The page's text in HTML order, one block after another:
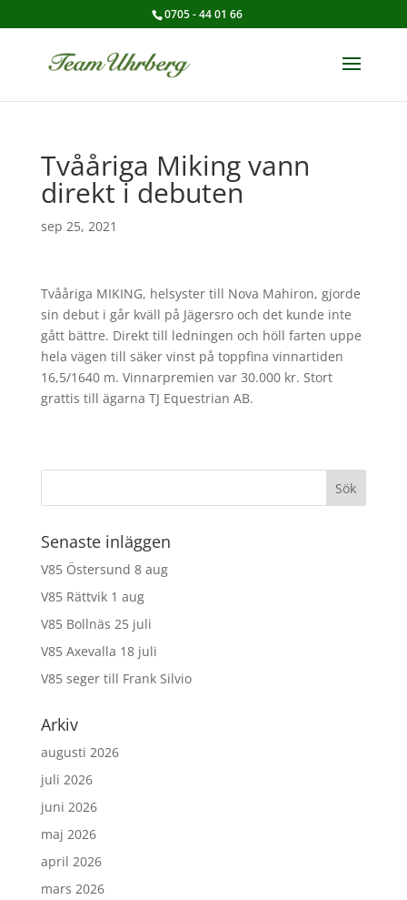
0705 - 44 01 66
Tvååriga Miking vann
direkt i debuten
sep 25, 2021
Tvååriga MIKING, helsyster till Nova Mahiron, gjorde
sin debut i går kväll på Jägersro och det kunde inte
gått bättre. Direkt till ledningen och höll farten uppe
hela vägen till säker vinst på toppfina vinnartiden
16,5/1640 m. Vinnarpremien var 30.000 kr. Stort
grattis till ägarna TJ Equestrian AB.
Senaste inläggen
V85 Östersund 8 aug
V85 Rättvik 1 aug
V85 Bollnäs 25 juli
V85 Axevalla 18 juli
V85 seger till Frank Silvio
Arkiv
augusti 2026
juli 2026
juni 2026
maj 2026
april 2026
mars 2026